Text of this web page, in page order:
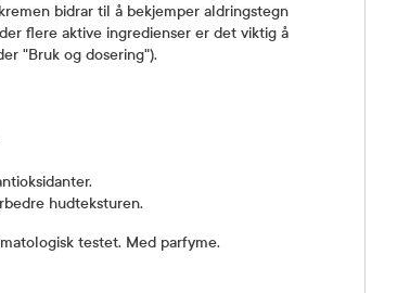
bidrar til å bekjemper aldringstegn
flere aktive ingredienser er det viktig å
"Bruk og dosering").
hudteksturen.
testet. Med parfyme.